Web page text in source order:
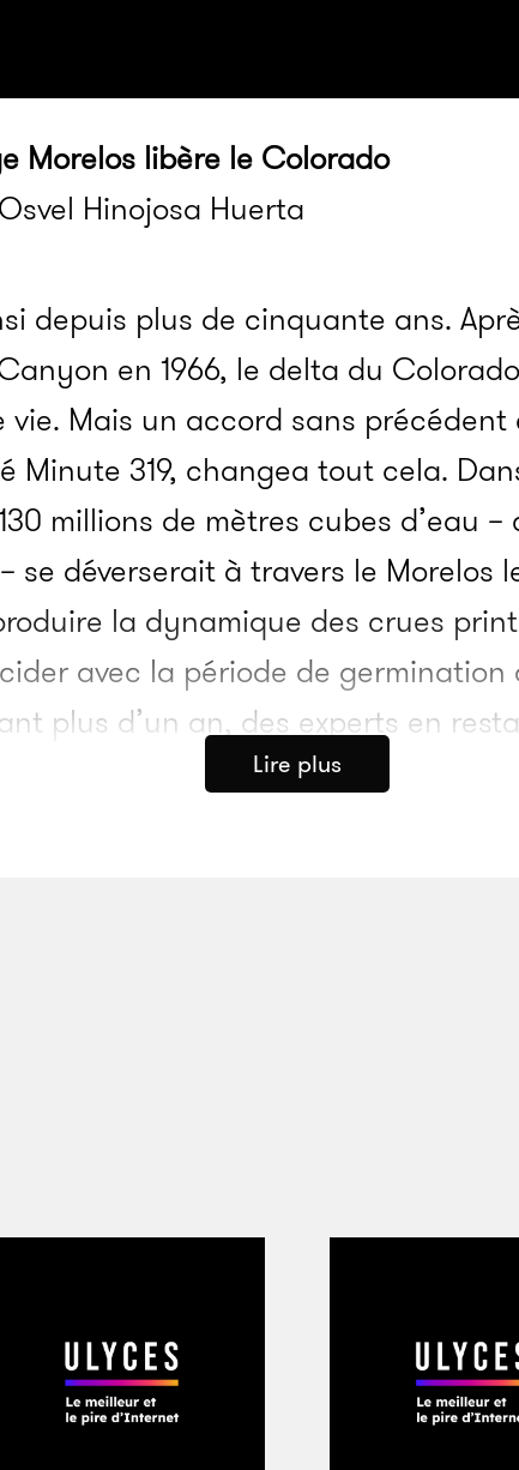
Morelos libère le Colorado
Hinojosa Huerta
depuis plus de cinquante ans.
en 1966, le delta du
vie. Mais un accord sans
Minute 319, changea tout cela.
millions de mètres cubes d’eau –
se déverserait à travers le Morelos
la dynamique des crues
avec la période de germination
plus d’un an, des experts en
de l’Institut du Sonora
et de saules – voire quelques
du fleuve le plus sollicité
idée que quelqu’un ait pu
sec que Mars en ce moment. Au
Lire plus